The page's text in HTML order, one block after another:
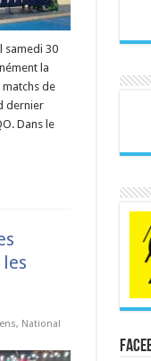
samedi 30
la
de
dernier
Dans le
, National